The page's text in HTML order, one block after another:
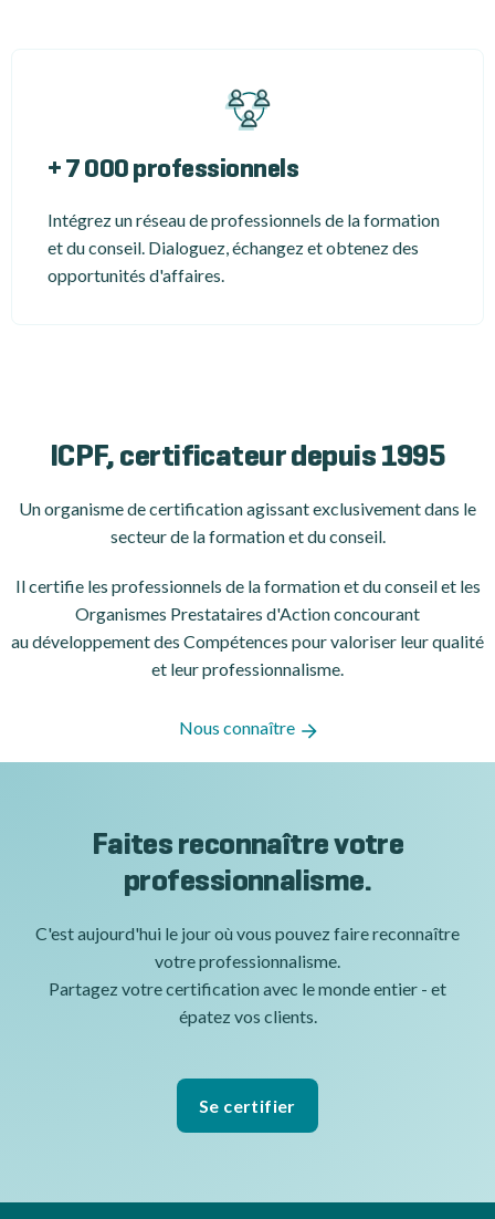
+ 7 000 professionnels
Intégrez un réseau de professionnels de la formation
et du conseil. Dialoguez, échangez et obtenez des
opportunités d'affaires.
ICPF, certificateur depuis 1995
Un organisme de certificationagissant exclusivement dans le
secteur de la formation et du conseil.
Il certifie les professionnels de la formation et du conseil et les
Organismes Prestataires d'Action concourant
au développement des Compétences pour valoriser leur qualité
et leur professionnalisme.
Nous connaître
Faites reconnaître votre
professionnalisme.
C'est aujourd'hui le jour où vous pouvez faire reconnaître
votre professionnalisme.
Partagez votre certification avec le monde entier - et
épatez vos clients.
Se certifier